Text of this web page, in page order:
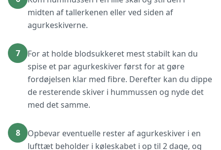
midten af tallerkenen eller ved siden af
agurkeskiverne.
7
For at holde blodsukkeret mest stabilt kan du
spise et par agurkeskiver først for at gøre
fordøjelsen klar med fibre. Derefter kan du dippe
de resterende skiver i hummussen og nyde det
med det samme.
8
Opbevar eventuelle rester af agurkeskiver i en
lufttæt beholder i køleskabet i op til 2 dage, og